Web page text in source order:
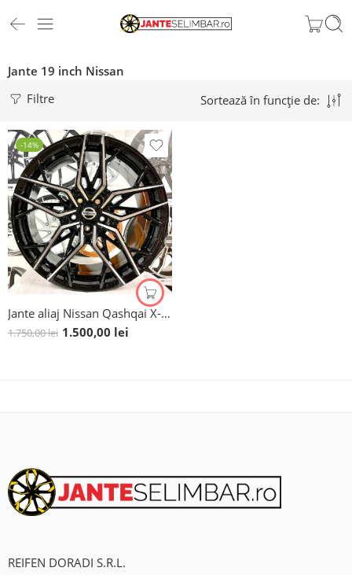
Jante 19 inch Nissan
Filtre
Sortează în funcție de:
-14%
Jante aliaj Nissan Qashqai X-Trail 19 inch
1.750,00lei 1.500,00 lei
REIFEN DORADI S.R.L.